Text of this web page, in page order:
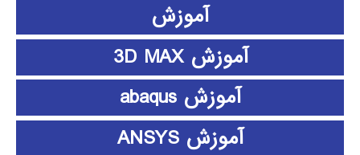
آموزش
آموزش 3D MAX
آموزش abaqus
آموزش ANSYS